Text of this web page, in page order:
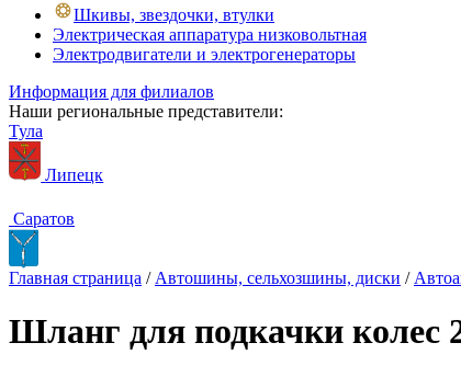
Шкивы, звездочки, втулки
Электрическая аппаратура низковольтная
Электродвигатели и электрогенераторы
Информация для филиалов
Наши региональные представители:
Тула
Липецк
Саратов
Главная страница / Автошины, сельхозшины, диски /
Шланг для подкачки колес